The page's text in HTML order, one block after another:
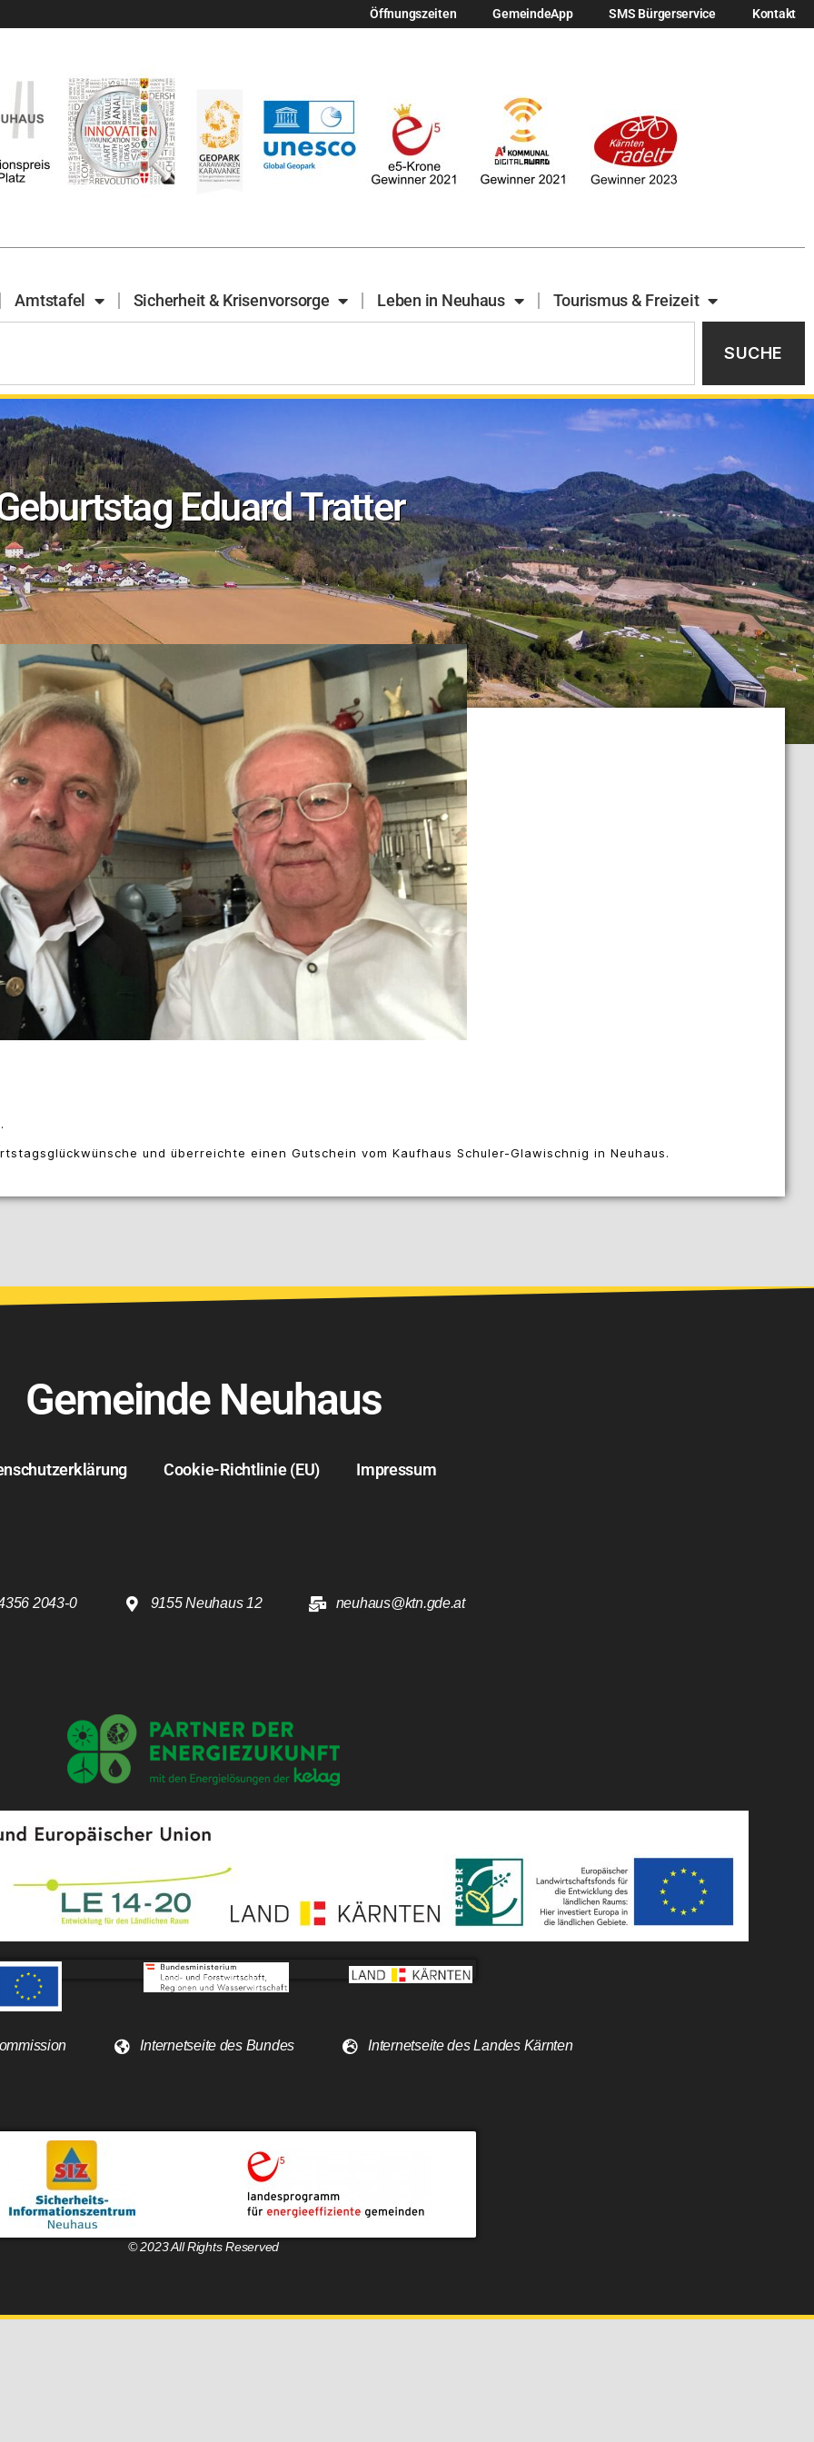
Öffnungszeiten GemeindeApp SMS Bürgerservice Kontakt
Amtstafel Sicherheit & Krisenvorsorge Leben in Neuhaus Tourismus & Freizeit
SUCHE
Eduard Tratter
und überreichte einen Gutschein vom Kaufhaus Schuler-Glawischnig in Neuhaus.
Gemeinde Neuhaus
Cookie-Richtlinie (EU) Impressum
2043-0 9155 Neuhaus 12 neuhaus@ktn.gde.at
Internetseite des Bundes Internetseite des Landes Kärnten
© 2023 All Rights Reserved